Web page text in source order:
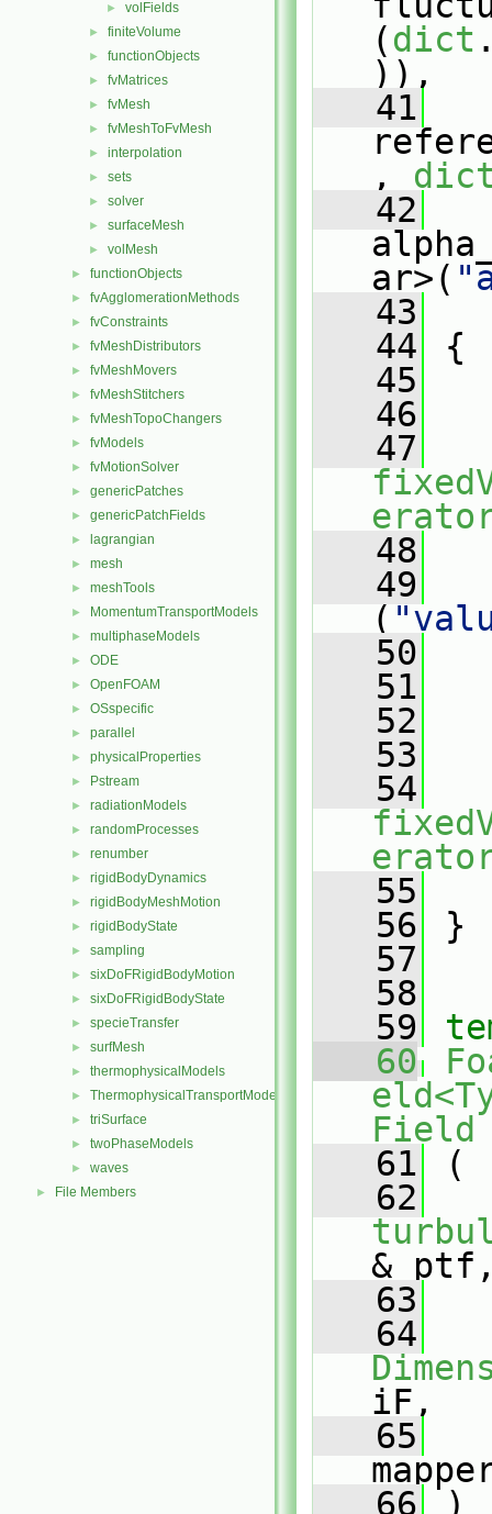
► volFields
► finiteVolume
► functionObjects
► fvMatrices
► fvMesh
► fvMeshToFvMesh
► interpolation
► sets
► solver
► surfaceMesh
► volMesh
► functionObjects
► fvAgglomerationMethods
► fvConstraints
► fvMeshDistributors
► fvMeshMovers
► fvMeshStitchers
► fvMeshTopoChangers
► fvModels
► fvMotionSolver
► genericPatches
► genericPatchFields
► lagrangian
► mesh
► meshTools
► MomentumTransportModels
► multiphaseModels
► ODE
► OpenFOAM
► OSspecific
► parallel
► physicalProperties
► Pstream
► radiationModels
► randomProcesses
► renumber
► rigidBodyDynamics
► rigidBodyMeshMotion
► rigidBodyState
► sampling
► sixDoFRigidBodyMotion
► sixDoFRigidBodyState
► specieTransfer
► surfMesh
► thermophysicalModels
► ThermophysicalTransportModels
► triSurface
► twoPhaseModels
► waves
► File Members
(dict
)),
   41
,
   42
ar>(
   43
   44
{
   45
   46
   47
   48
   49
(
   50
   51
   52
   53
   54
   55
   56
}
   57
   58
   59
   60
Field
   61
(
   62
&
   63
   64
iF,
   65
   66
)